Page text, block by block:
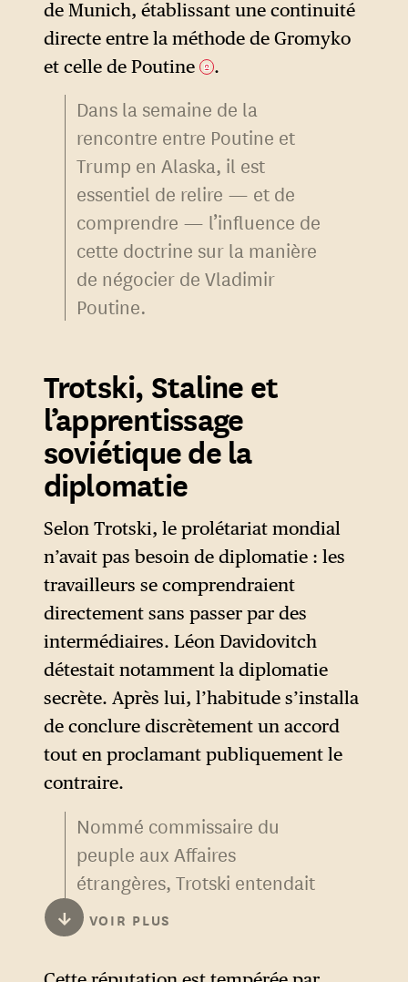
de Munich, établissant une continuité
directe entre la méthode de Gromyko
et celle de Poutine 2 .
Dans la semaine de la
rencontre entre Poutine et
Trump en Alaska, il est
essentiel de relire — et de
comprendre — l’influence de
cette doctrine sur la manière
de négocier de Vladimir
Poutine.
Trotski, Staline et
l’apprentissage
soviétique de la
diplomatie
Selon Trotski, le prolétariat mondial
n’avait pas besoin de diplomatie : les
travailleurs se comprendraient
directement sans passer par des
intermédiaires. Léon Davidovitch
détestait notamment la diplomatie
secrète. Après lui, l’habitude s’installa
de conclure discrètement un accord
tout en proclamant publiquement le
contraire.
Nommé commissaire du
peuple aux Affaires
étrangères, Trotski entendait
démanteler l’ordre
diplomatique et militaire
d’ancien régime. Il publia ainsi
↓ VOIR PLUS